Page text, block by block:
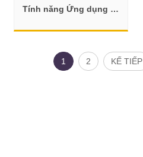
Tính năng Ứng dụng và
1 2 KẾ TIẾP